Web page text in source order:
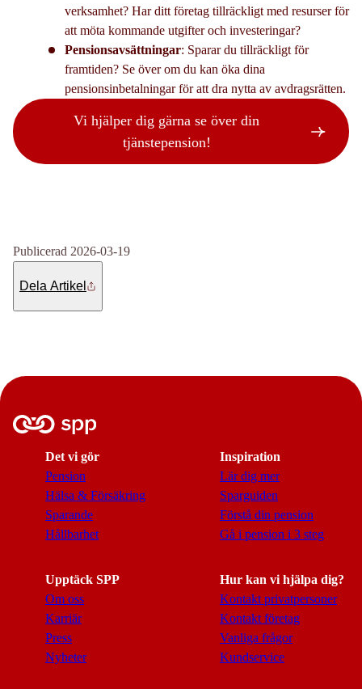
verksamhet? Har ditt företag tillräckligt med resurser för
att möta kommande utgifter och investeringar?
Pensionsavsättningar: Sparar du tillräckligt för
framtiden? Se över om du kan öka dina
pensionsinbetalningar för att dra nytta av avdragsrätten.
Vi hjälper dig gärna se över din
tjänstepension!
Publicerad 2026-03-19
Dela Artikel
Det vi gör
Pension
Hälsa & Försäkring
Sparande
Hållbarhet
Inspiration
Lär dig mer
Sparguiden
Förstå din pension
Gå i pension i 3 steg
Upptäck SPP
Om oss
Karriär
Press
Nyheter
Hur kan vi hjälpa dig?
Kontakt privatpersoner
Kontakt företag
Vanliga frågor
Kundservice